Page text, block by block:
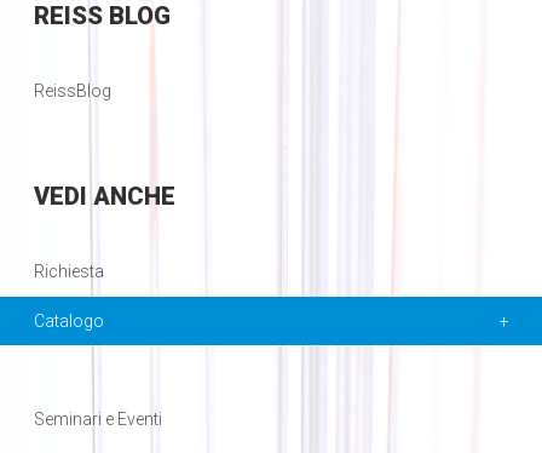
REISSBLOG
ReissBlog
VEDI ANCHE
Richiesta
Catalogo
Seminari e Eventi